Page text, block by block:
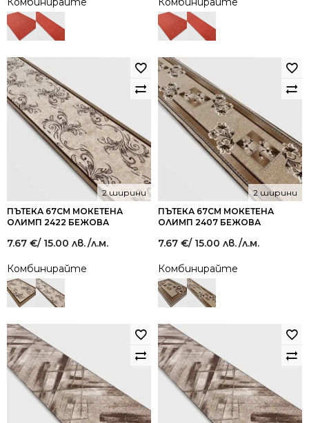
ПЪТЕКА 67СМ МОКЕТЕНА
ОЛИМП 2422 БЕЖОВА
2 ширини
7.67 €/ 15.00 лв./л.м.
Комбинирайте
ПЪТЕКА 67СМ МОКЕТЕНА
ОЛИМП 2407 БЕЖОВА
2 ширини
7.67 €/ 15.00 лв./л.м.
Комбинирайте